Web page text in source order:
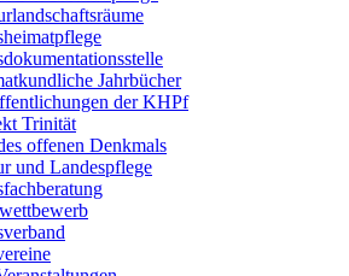
Jahrbücher
der KHPf
Trinität
offenen Denkmals
und Landespflege